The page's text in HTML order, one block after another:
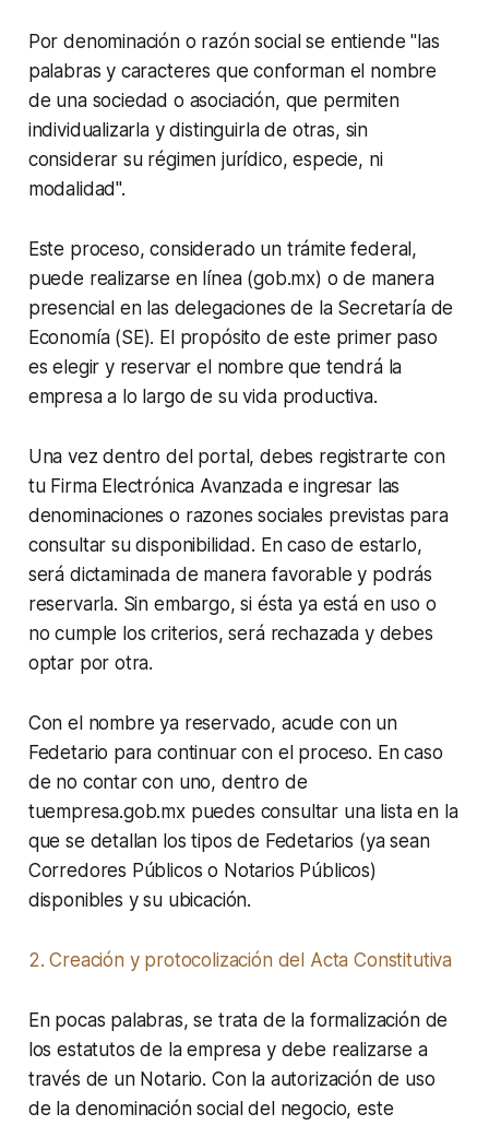
Por denominación o razón social se entiende "las
palabras y caracteres que conforman el nombre
de una sociedad o asociación, que permiten
individualizarla y distinguirla de otras, sin
considerar su régimen jurídico, especie, ni
modalidad".
Este proceso, considerado un trámite federal,
puede realizarse en línea (gob.mx) o de manera
presencial en las delegaciones de la Secretaría de
Economía (SE). El propósito de este primer paso
es elegir y reservar el nombre que tendrá la
empresa a lo largo de su vida productiva.
Una vez dentro del portal, debes registrarte con
tu Firma Electrónica Avanzada e ingresar las
denominaciones o razones sociales previstas para
consultar su disponibilidad. En caso de estarlo,
será dictaminada de manera favorable y podrás
reservarla. Sin embargo, si ésta ya está en uso o
no cumple los criterios, será rechazada y debes
optar por otra.
Con el nombre ya reservado, acude con un
Fedetario para continuar con el proceso. En caso
de no contar con uno, dentro de
tuempresa.gob.mx puedes consultar una lista en la
que se detallan los tipos de Fedetarios (ya sean
Corredores Públicos o Notarios Públicos)
disponibles y su ubicación.
2. Creación y protocolización del Acta Constitutiva
En pocas palabras, se trata de la formalización de
los estatutos de la empresa y debe realizarse a
través de un Notario. Con la autorización de uso
de la denominación social del negocio, este